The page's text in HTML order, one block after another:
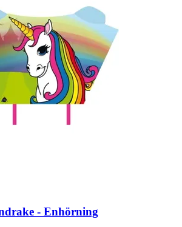
-​ Enhörning